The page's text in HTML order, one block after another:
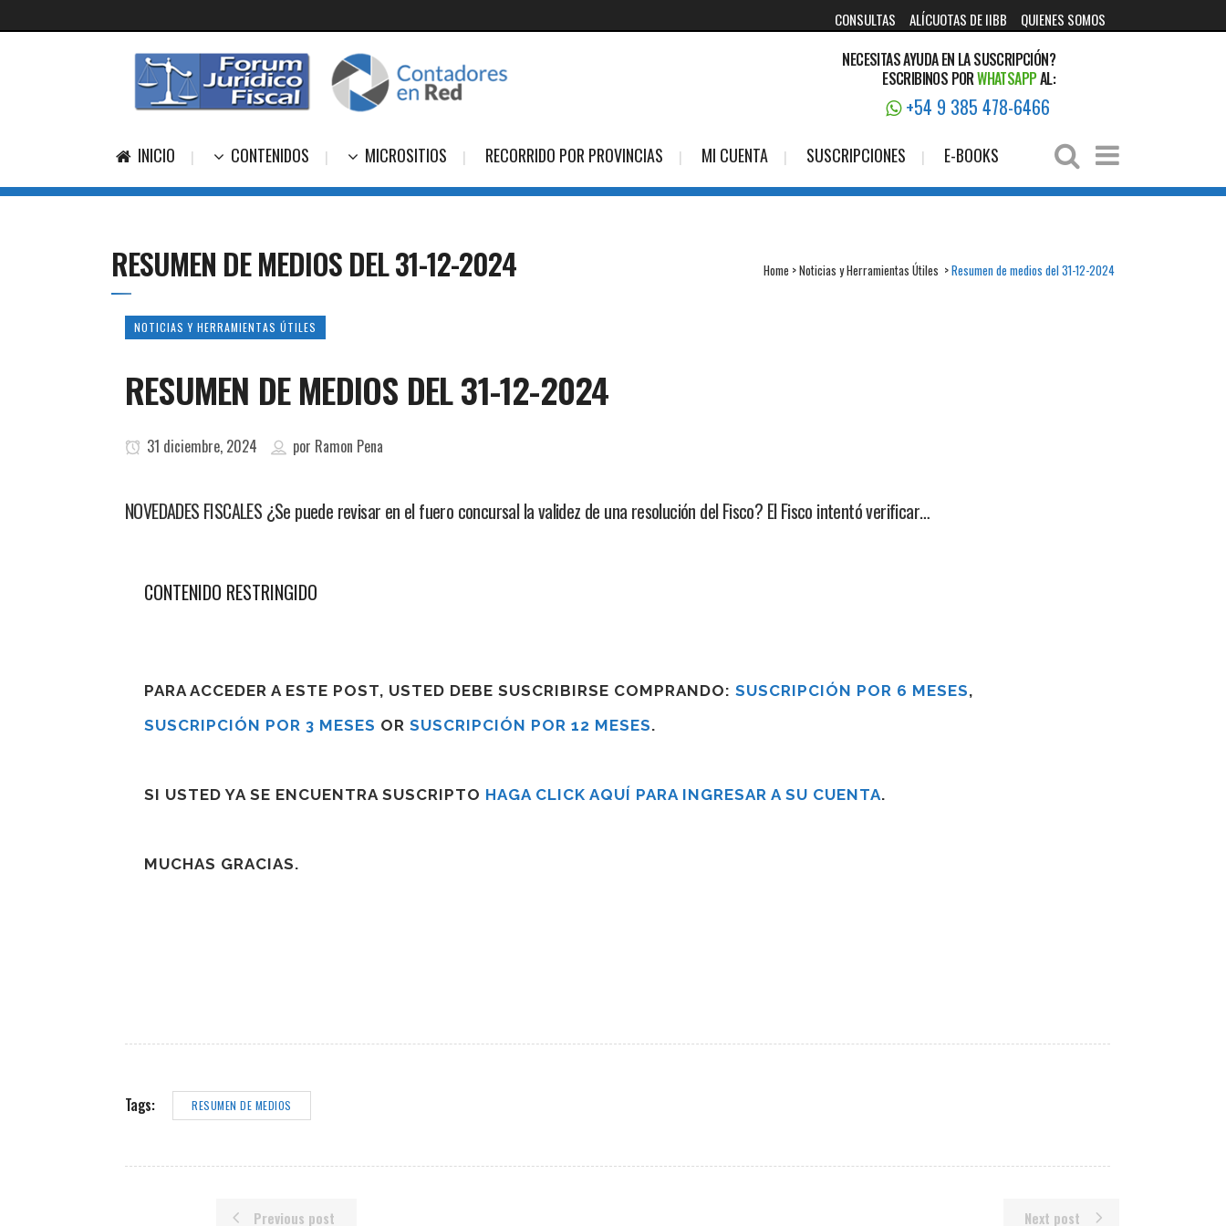
CONSULTAS ALÍCUOTAS DE IIBB QUIENES SOMOS
NECESITAS AYUDA EN LA SUSCRIPCIÓN?
ESCRIBINOS PORWHATSAPPAL:
+54 9 385 478-6466
INICIO CONTENIDOS MICROSITIOS RECORRIDO POR PROVINCIAS MI CUENTA SUSCRIPCIONES E-BOOKS
RESUMEN DE MEDIOS DEL 31-12-2024 Home >Noticias y Herramientas Útiles >Resumen de medios del 31-12-2024
NOTICIAS Y HERRAMIENTAS ÚTILES
RESUMEN DE MEDIOS DEL 31-12-2024
31 diciembre, 2024 por Ramon Pena
NOVEDADES FISCALES ¿Se puede revisar en el fuero concursal la validez de una resolución del Fisco? El Fisco intentó verificar…
CONTENIDO RESTRINGIDO
PARA ACCEDER A ESTE POST, USTED DEBE SUSCRIBIRSE COMPRANDO: SUSCRIPCIÓN POR 6 MESES,
SUSCRIPCIÓN POR 3 MESES OR SUSCRIPCIÓN POR 12 MESES.
SI USTED YA SE ENCUENTRA SUSCRIPTO HAGA CLICK AQUÍ PARA INGRESAR A SU CUENTA.
MUCHAS GRACIAS.
Tags: RESUMEN DE MEDIOS
Previous post Next post